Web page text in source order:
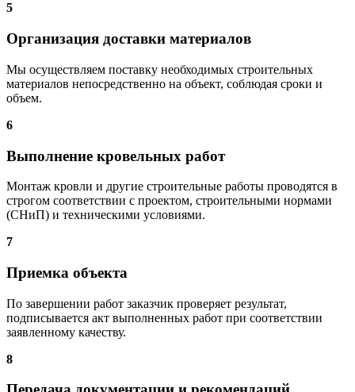
5
Организация доставки материалов
Мы осуществляем поставку необходимых строительных
материалов непосредственно на объект, соблюдая сроки и
объем.
6
Выполнение кровельных работ
Монтаж кровли и другие строительные работы проводятся в
строгом соответствии с проектом, строительными нормами
(СНиП) и техническими условиями.
7
Приемка объекта
По завершении работ заказчик проверяет результат,
подписывается акт выполненных работ при соответствии
заявленному качеству.
8